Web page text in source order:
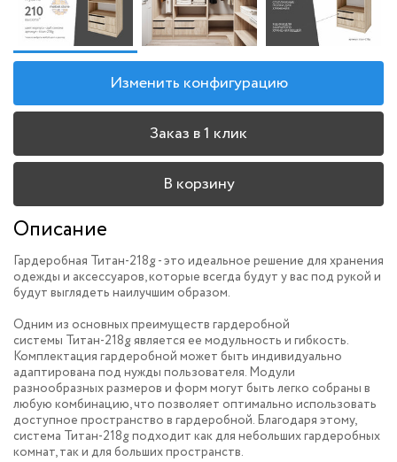
Изменить конфигурацию
Заказ в 1 клик
В корзину
Описание
Гардеробная Титан-218g- это идеальное решение для хранения
одежды и аксессуаров, которые всегда будут у вас под рукой и
будут выглядеть наилучшим образом.
Одним из основных преимуществ гардеробной
системы Титан-218g является ее модульность и гибкость.
Комплектация гардеробной может быть индивидуально
адаптирована под нужды пользователя. Модули
разнообразных размеров и форм могут быть легко собраны в
любую комбинацию, что позволяет оптимально использовать
доступное пространство в гардеробной. Благодаря этому,
система Титан-218g подходит как для небольших гардеробных
комнат, так и для больших пространств.